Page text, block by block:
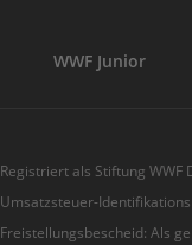
WWF Junior
Registriert als Stiftung WWF
Umsatzsteuer-
Freistellungsbescheid: Als